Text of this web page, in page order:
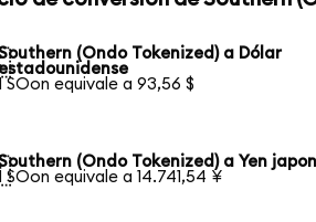
(Ondo Tokenized) a Dólar
SOon equivale a 93,56 $
(Ondo Tokenized) a Yen
SOon equivale a 14.741,54 ¥